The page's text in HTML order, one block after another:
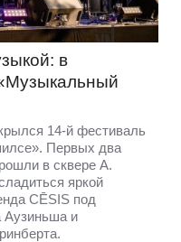
в
14-й фестиваль
Первых два
в сквере А.
яркой
CĒSIS под
Аузиньша и